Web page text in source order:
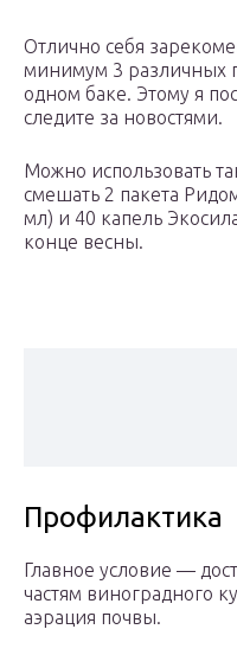
Отлично себя
минимум 3 различных
одном баке. Этому я
следите за новостями.
Можно использовать
смешать 2 пакета
мл) и 40 капель
конце весны.
Профилактика
Главное условие —
частям виноградного
аэрация почвы.